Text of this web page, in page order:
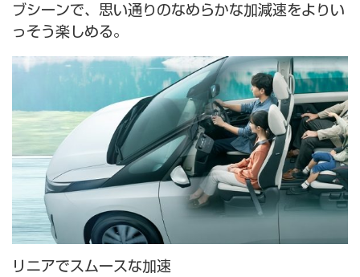
ブシーンで、思い通りのなめらかな加減速をよりい
っそう楽しめる。
リニアでスムースな加速